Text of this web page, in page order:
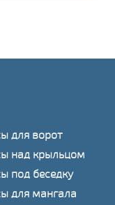
для ворот
над крыльцом
под беседку
для мангала